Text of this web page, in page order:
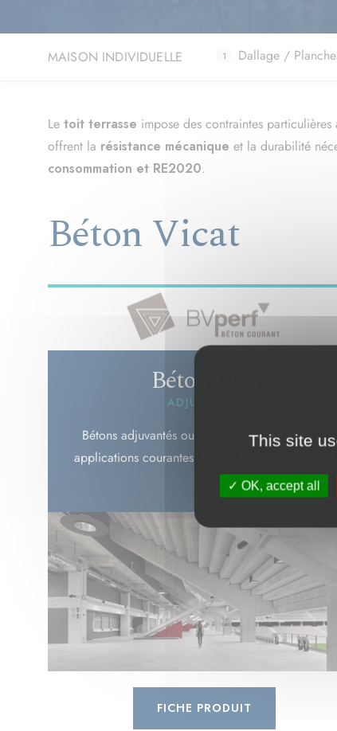
MAISON INDIVIDUELLE Dallage /
Le toit terrasse impose des contraintes
offrent la résistance mécanique et la durabilité
consommation et RE2020.
Béton Vicat
Béton Plus
ADJUVANTÉ
Bétons adjuvantés ou avec ajouts destinés aux
applications courantes dans le bâtiment et les TP
FICHE PRODUIT
This site
OK, accept all